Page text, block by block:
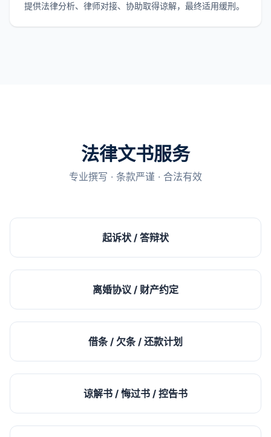
提供法律分析、律师对接、协助取得谅解，最终适用缓刑。
法律文书服务
专业撰写 · 条款严谨 · 合法有效
起诉状 / 答辩状
离婚协议 / 财产约定
借条 / 欠条 / 还款计划
谅解书 / 悔过书 / 控告书